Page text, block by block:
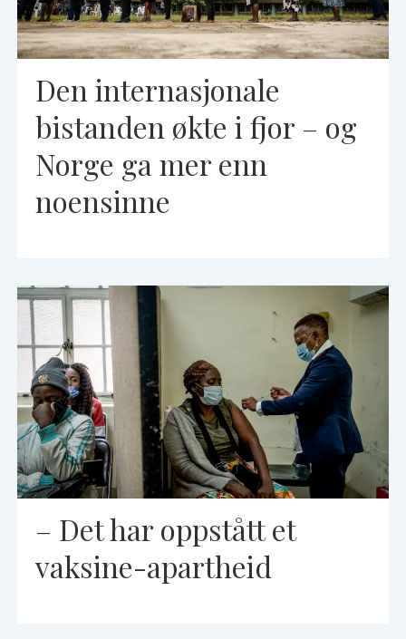
Den internasjonale
bistanden økte i fjor – og
Norge ga mer enn
noensinne
– Det har oppstått et
vaksine-apartheid